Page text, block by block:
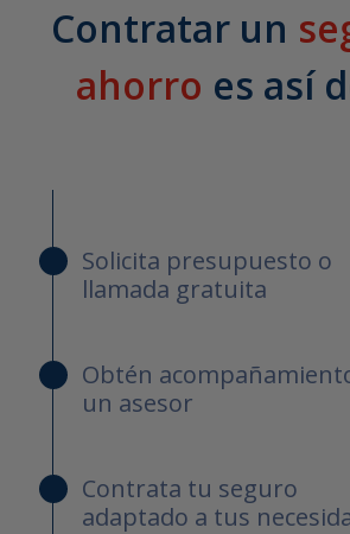
Contratar un
ahorro es así
Solicita presupuesto o
llamada gratuita
Obtén
un asesor
Contrata tu seguro
adaptado a tus